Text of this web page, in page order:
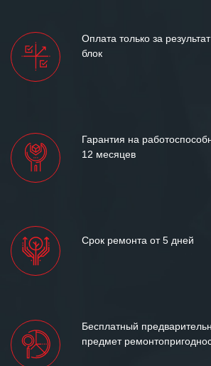
Оплата только за
блок
Гарантия на
12 месяцев
Срок ремонта от 5 дней
Бесплатный
предмет